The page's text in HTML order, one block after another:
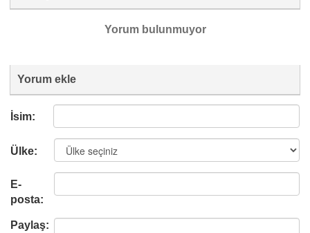
Yorum bulunmuyor
Yorum ekle
İsim:
Ülke:
E-
posta:
Paylaş: